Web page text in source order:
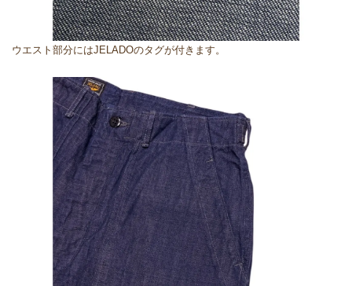
ウエスト部分にはJELADOのタグが付きます。